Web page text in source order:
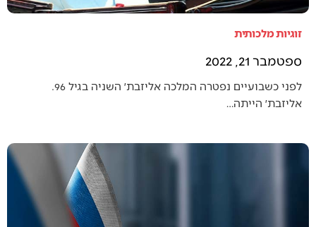
זוגיות מלכותית
ספטמבר 21, 2022
לפני כשבועיים נפטרה המלכה אליזבת׳ השניה בגיל 96.
אליזבת׳ הייתה…